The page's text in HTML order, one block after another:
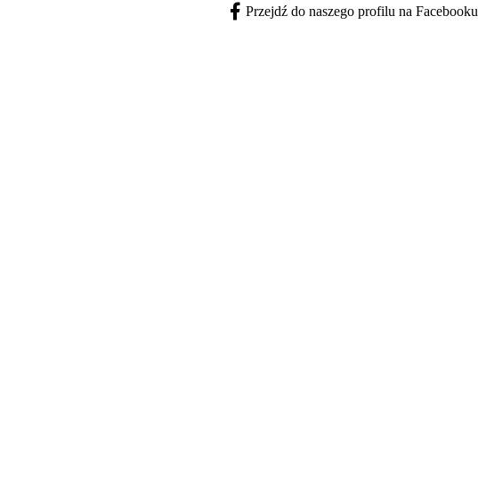
Facebook - otwiera się w nowej karcie
Przejdź do naszego profilu na Facebooku